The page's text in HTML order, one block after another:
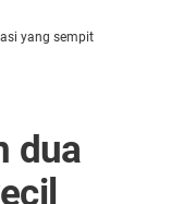
yang sempit
dua